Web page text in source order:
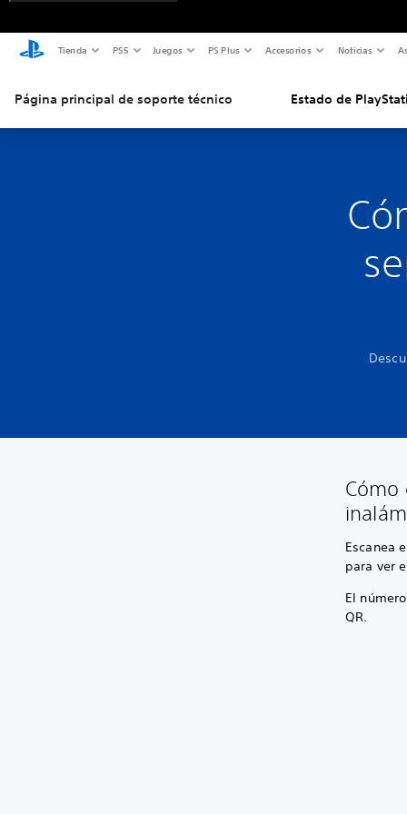
Tienda PS5 Juegos PS Plus Accesorios Noticias
Página principal de soporte técnico Estado de
Cómo
Escanea
para ver
El
QR.